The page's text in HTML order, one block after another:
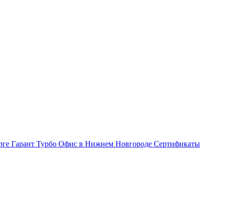
Гарант Турбо Офис в Нижнем Новгороде Сертификаты